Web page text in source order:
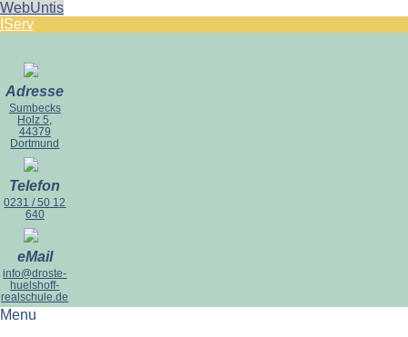
WebUntis
IServ
Adresse
Sumbecks
Holz 5,
44379
Dortmund
Telefon
0231 / 50 12
640
eMail
info@droste-
huelshoff-
realschule.de
Menu